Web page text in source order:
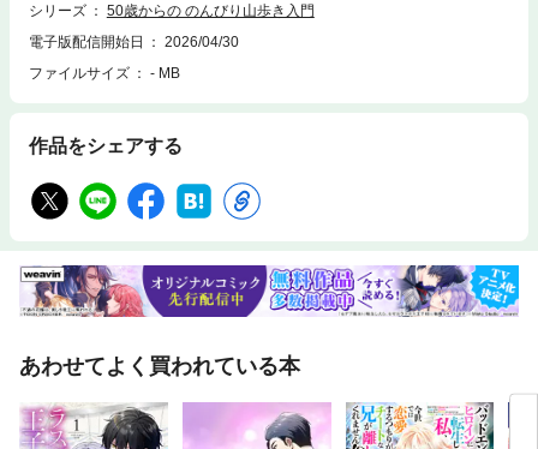
シリーズ
50歳からの のんびり山歩き入門
電子版配信開始日
2026/04/30
ファイルサイズ
- MB
作品をシェアする
あわせてよく買われている本